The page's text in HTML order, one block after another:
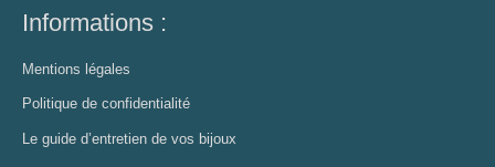
Informations :
Mentions légales
Politique de confidentialité
Le guide d’entretien de vos bijoux